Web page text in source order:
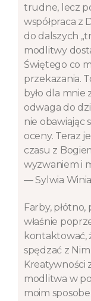
trudne, lecz
współpraca z
do dalszych
modlitwy
Świętego co
przekazania.
było dla mnie
odwaga do
nie obawiając
oceny. Teraz
czasu z
wyzwaniem i
— Sylwia
Farby,
właśnie
kontaktować,
spędzać z
Kreatywności
modlitwa w
moim